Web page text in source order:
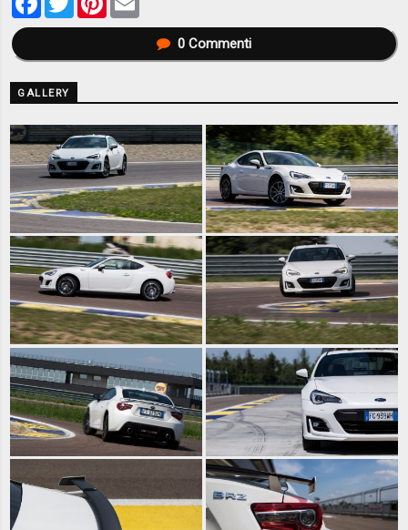
0Commenti
GALLERY